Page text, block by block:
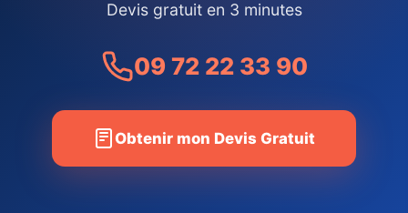
Devis gratuit en 3 minutes
09 72 22 33 90
Obtenir mon Devis Gratuit